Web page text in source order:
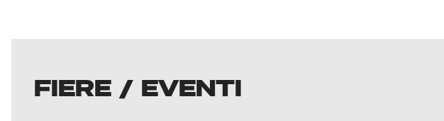
FIERE / EVENTI